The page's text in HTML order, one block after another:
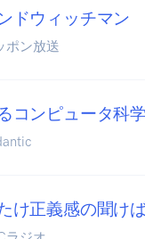
ドウィッチマン
ポン放送
コンピュータ科
け正義感の聞け